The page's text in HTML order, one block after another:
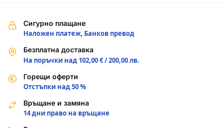
Сигурно плащане
Наложен платеж, Банков превод
Безплатна доставка
На поръчки над 102,00 € / 200,00 лв.
Горещи оферти
Отстъпки над 50 %
Връщане и замяна
14 дни право на връщане